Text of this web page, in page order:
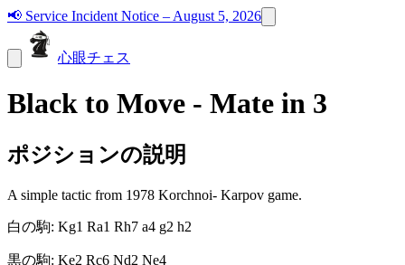
📢 Service Incident Notice – August 5, 2026
心眼チェス
Black to Move - Mate in 3
ポジションの説明
A simple tactic from 1978 Korchnoi- Karpov game.
白の駒: Kg1 Ra1 Rh7 a4 g2 h2
黒の駒: Ke2 Rc6 Nd2 Ne4